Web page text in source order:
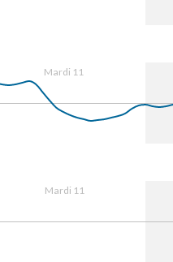
Mardi 11
Mardi 11